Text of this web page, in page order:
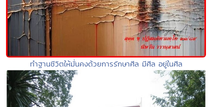
ทำฐานชีวิตให้มั่นคงด้วยการรักษาศีล มีศีล อยู่ในศีล